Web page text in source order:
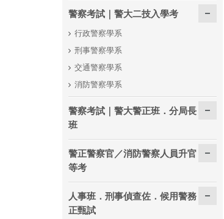
警察考試｜警大二技入學考
行政警察學系
刑事警察學系
交通警察學系
消防警察學系
警察考試｜警大警正班．分局長
班
警正警察官／消防警察人員升官
等考
人事班．刑事偵查佐．候用警務
正甄試